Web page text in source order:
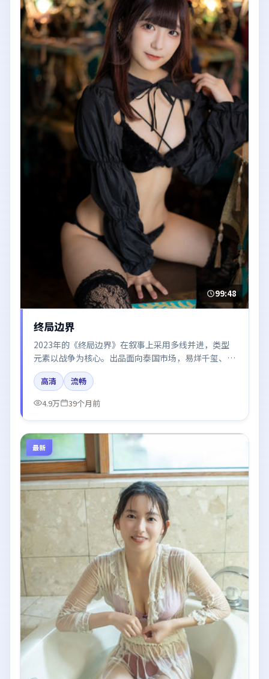
99:48
终局边界
2023年的《终局边界》在叙事上采用多线并进，类型
元素以战争为核心。出品面向泰国市场，易烊千玺、张
译、白宇、章子怡、河正宇所饰角色推动关键反转，结
尾留白引发讨论。
高清
流畅
4.9万
39个月前
最新